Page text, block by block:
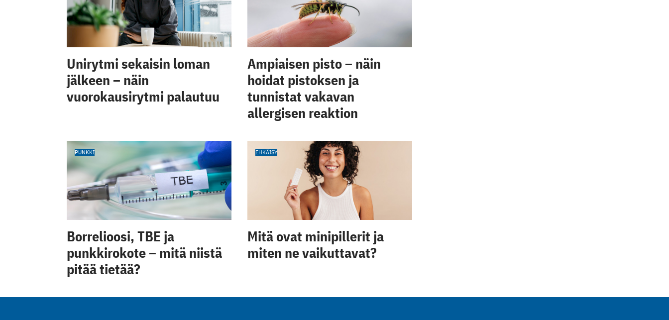
Unirytmi sekaisin loman
jälkeen – näin
vuorokausirytmi palautuu
Ampiaisen pisto – näin
hoidat pistoksen ja
tunnistat vakavan
allergisen reaktion
PUNKKI
Borrelioosi, TBE ja
punkkirokote – mitä niistä
pitää tietää?
EHKÄISY
Mitä ovat minipillerit ja
miten ne vaikuttavat?